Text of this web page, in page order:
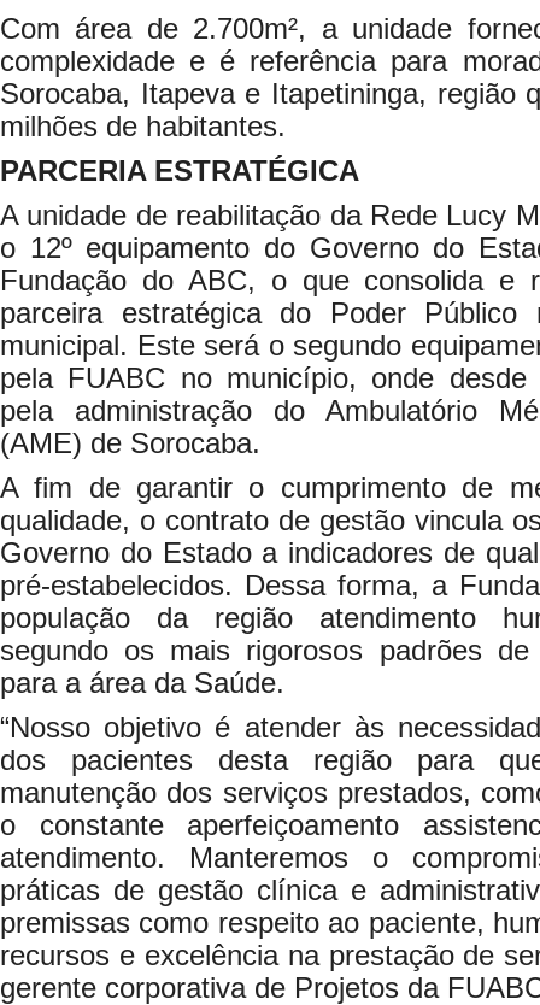
Com área de 2.700m², a unidade
complexidade e é referência para
Sorocaba, Itapeva e Itapetininga, região
milhões de habitantes.
PARCERIA ESTRATÉGICA
A unidade de reabilitação da Rede Lucy
o 12º equipamento do Governo do
Fundação do ABC, o que consolida e
parceira estratégica do Poder
municipal. Este será o segundo
pela FUABC no município, onde desde
pela administração do Ambulatório
(AME) de Sorocaba.
A fim de garantir o cumprimento de
qualidade, o contrato de gestão vincula
Governo do Estado a indicadores de
pré-estabelecidos. Dessa forma, a
população da região atendimento
segundo os mais rigorosos padrões de
para a área da Saúde.
“Nosso objetivo é atender às
dos pacientes desta região para
manutenção dos serviços prestados,
o constante aperfeiçoamento
atendimento. Manteremos o
práticas de gestão clínica e
premissas como respeito ao paciente,
recursos e excelência na prestação de
gerente corporativa de Projetos da